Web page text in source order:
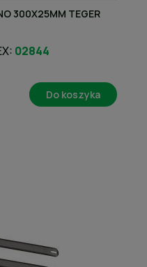
300X25MM TEGER
02844
Do koszyka